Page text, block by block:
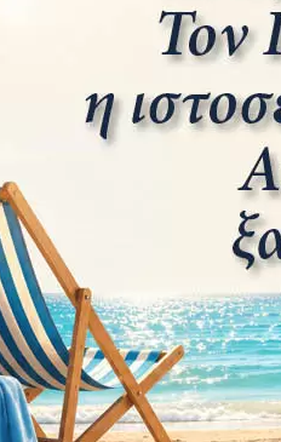
Γιώργου Σπορίδη
Τα παθήματα
5
Το αφήγημα που
αναμνήσεων του
Πολεμικό Ναυτικό ...
Το τελευταίο